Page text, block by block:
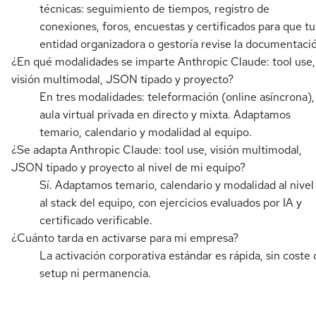
técnicas: seguimiento de tiempos, registro de
conexiones, foros, encuestas y certificados para que tu
entidad organizadora o gestoría revise la
¿En qué modalidades se imparte Anthropic Claude: tool use,
visión multimodal, JSON tipado y proyecto?
En tres modalidades: teleformación (online asíncrona),
aula virtual privada en directo y mixta. Adaptamos
temario, calendario y modalidad al equipo.
¿Se adapta Anthropic Claude: tool use, visión multimodal,
JSON tipado y proyecto al nivel de mi equipo?
Sí. Adaptamos temario, calendario y modalidad al
al stack del equipo, con ejercicios evaluados por IA y
certificado verificable.
¿Cuánto tarda en activarse para mi empresa?
La activación corporativa estándar es rápida, sin coste
setup ni permanencia.